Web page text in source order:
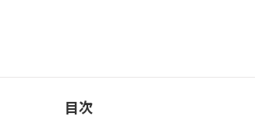
目次